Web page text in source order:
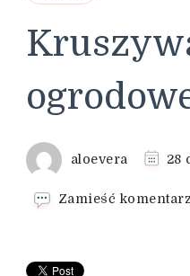
aloevera 28
Zamieść komentarz